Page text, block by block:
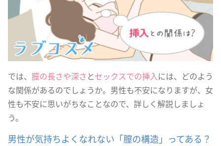
では、 膣の長さや深さ とセックスでの挿入には、どのよう
な関係があるのでしょうか。男性も不安になりますが、女
性も不安に思いがちなことなので、詳しく解説しましょ
う。
男性が気持ちよくなれない「膣の構造」ってある？